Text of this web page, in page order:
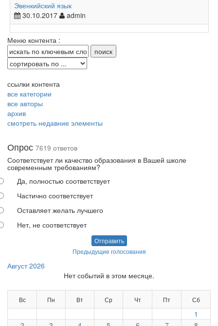
Эвенкийский язык
30.10.2017
admin
Меню контента :
ссылки контента
все категории
все авторы
архив
смотреть недавние элементы
Опрос 7619 ответов
Соответствует ли качество образования в Вашей школе
современным требованиям?
Да, полностью соответствует
Частично соответствует
Оставляет желать лучшего
Нет, не соответствует
Отправить
Предыдущие голосования
Август 2026
Нет событий в этом месяце.
Вс Пн Вт Ср Чт Пт Сб
1